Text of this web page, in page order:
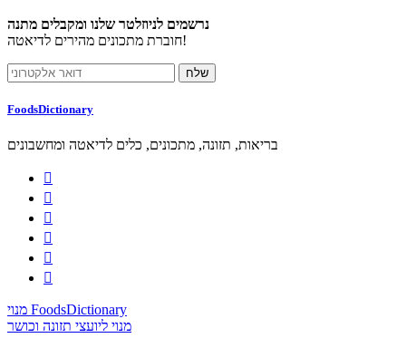
נרשמים לניוזלטר שלנו ומקבלים מתנה
חוברת מתכונים מהירים לדיאטה!
FoodsDictionary
בריאות, תזונה, מתכונים, כלים לדיאטה ומחשבונים






מנוי FoodsDictionary
מנוי ליועצי תזונה וכושר